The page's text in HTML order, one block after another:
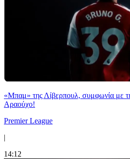
«Μπαμ» της Λίβερπουλ, συμφωνία με
Αραούχο!
Premier League
|
14:12